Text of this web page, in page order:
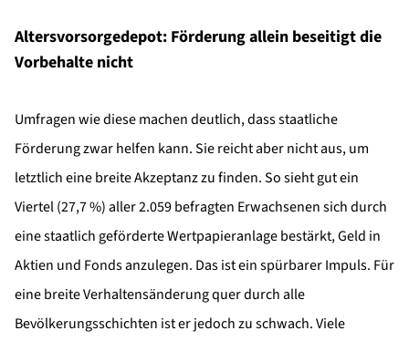
Altersvorsorgedepot: Förderung allein beseitigt die
Vorbehalte nicht
Umfragen wie diese machen deutlich, dass staatliche
Förderung zwar helfen kann. Sie reicht aber nicht aus, um
letztlich eine breite Akzeptanz zu finden. So sieht gut ein
Viertel (27,7 %) aller 2.059 befragten Erwachsenen sich durch
eine staatlich geförderte Wertpapieranlage bestärkt, Geld in
Aktien und Fonds anzulegen. Das ist ein spürbarer Impuls. Für
eine breite Verhaltensänderung quer durch alle
Bevölkerungsschichten ist er jedoch zu schwach. Viele